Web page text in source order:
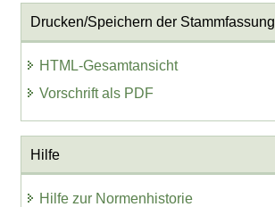
Drucken/Speichern der Stammfassung
HTML-Gesamtansicht
Vorschrift als PDF
Hilfe
Hilfe zur Normenhistorie